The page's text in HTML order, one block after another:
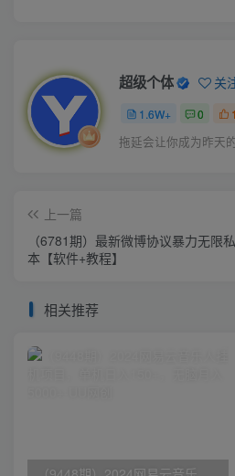
超级个体 关
1.6W+ 0
拖延会让你成为昨天
上一篇
（6781期）最新微博协议暴力无限
本【软件+教程】
相关推荐